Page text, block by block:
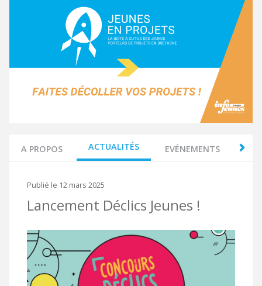
Romane Dufouil
Animation de la plateforme
Véronique Le Duc
Présidente
Olivier Préault
Directeur
Tiphaine Fromaget
Animation de la plateforme
A PROPOS ACTUALITÉS EVÉNEMENTS
Publié le 12 mars 2025
Lancement Déclics Jeunes !